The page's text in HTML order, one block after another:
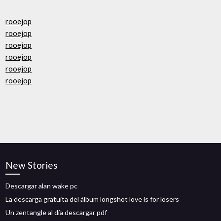
rooejop
rooejop
rooejop
rooejop
rooejop
rooejop
New Stories
Descargar alan wake pc
La descarga gratuita del álbum longshot love is for losers
Un zentangle al día descargar pdf